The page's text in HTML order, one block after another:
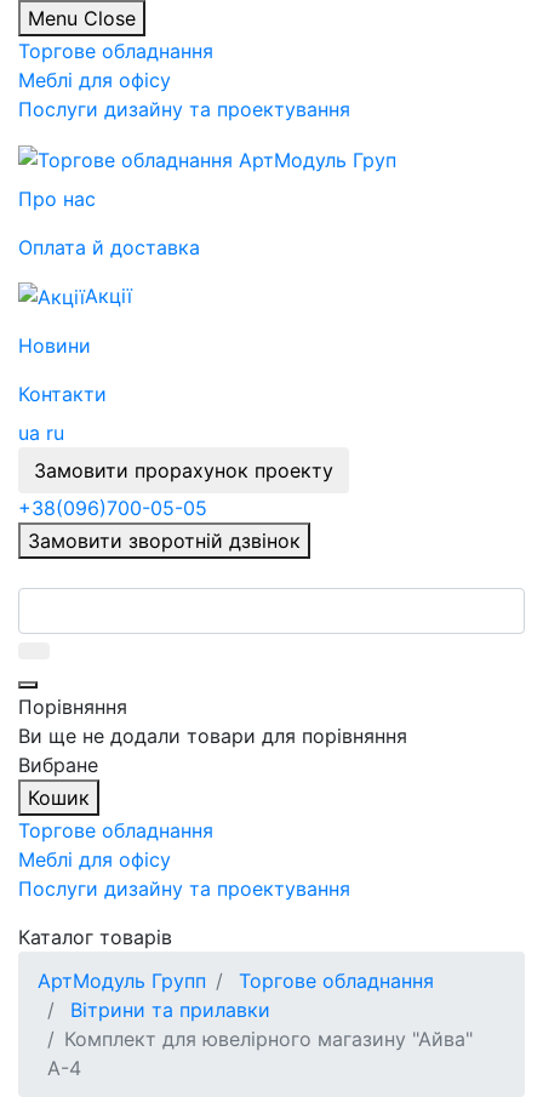
Menu Close
Торгове обладнання
Меблі для офісу
Послуги дизайну та проектування
Про нас
Оплата й доставка
Акції
Новини
Контакти
ua ru
Замовити прорахунок проекту
+38(096)700-05-05
Замовити зворотній дзвінок
Порівняння
Ви ще не додали товари для порівняння
Вибране
Кошик
Торгове обладнання
Меблі для офісу
Послуги дизайну та проектування
Каталог товарів
АртМодуль Групп
Торгове обладнання
Вітрини та прилавки
Комплект для ювелірного магазину "Айва"
А-4